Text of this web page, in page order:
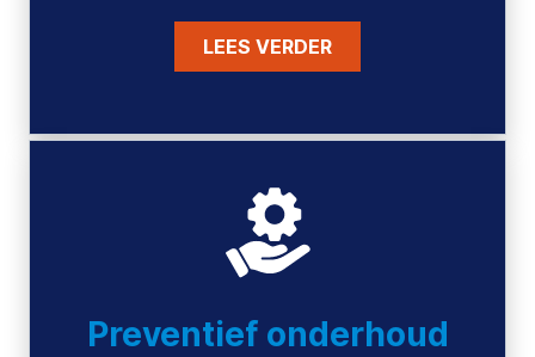
LEES VERDER
Preventief onderhoud